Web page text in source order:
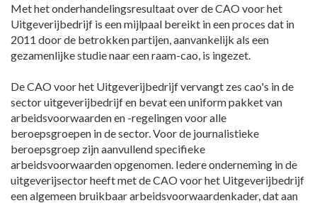
Met het onderhandelingsresultaat over de CAO voor het
Uitgeverijbedrijf is een mijlpaal bereikt in een proces dat in
2011 door de betrokken partijen, aanvankelijk als een
gezamenlijke studie naar een raam-cao, is ingezet.
De CAO voor het Uitgeverijbedrijf vervangt zes cao's in de
sector uitgeverijbedrijf en bevat een uniform pakket van
arbeidsvoorwaarden en -regelingen voor alle
beroepsgroepen in de sector. Voor de journalistieke
beroepsgroep zijn aanvullend specifieke
arbeidsvoorwaarden opgenomen. Iedere onderneming in de
uitgeverijsector heeft met de CAO voor het Uitgeverijbedrijf
een algemeen bruikbaar arbeidsvoorwaardenkader, dat aan